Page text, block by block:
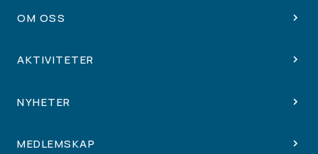
OM OSS
AKTIVITETER
NYHETER
MEDLEMSKAP